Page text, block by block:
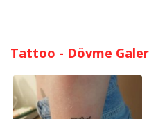
Tattoo - Dövme